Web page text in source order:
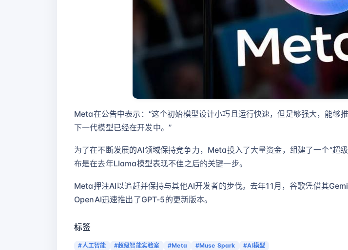
Meta在公告中表示：“这个初始模型设计小巧且运行快速，但足够强大，能够
下一代模型已经在开发中。”
为了在不断发展的AI领域保持竞争力，Meta投入了大量资金，组建了一个“
布是在去年Llama模型表现不佳之后的关键一步。
Meta押注AI以追赶并保持与其他AI开发者的步伐。去年11月，谷歌凭借其
OpenAI迅速推出了GPT-5的更新版本。
标签
#人工智能 #超级智能实验室 #Meta #Muse Spark #AI模型